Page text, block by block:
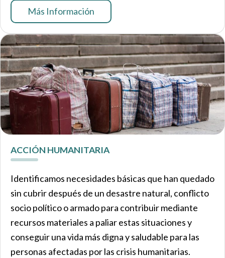
Más Información
ACCIÓN HUMANITARIA
Identificamos necesidades básicas que han quedado
sin cubrir después de un desastre natural, conflicto
socio político o armado para contribuir mediante
recursos materiales a paliar estas situaciones y
conseguir una vida más digna y saludable para las
personas afectadas por las crisis humanitarias.